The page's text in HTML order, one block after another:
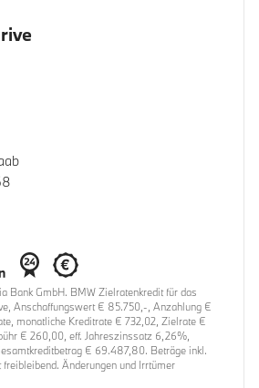
Bank GmbH. BMW Zielratenkredit für das
Anschaffungswert € 85.750,-, Anzahlung €
monatliche Kreditrate € 732,02, Zielrate €
€ 260,00, eff. Jahreszinssatz 6,26%,
€ 69.487,80. Beträge inkl.
Änderungen und Irrtümer